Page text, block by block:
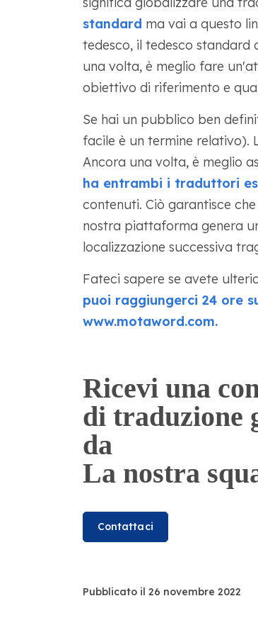
standard ma vai a questo
tedesco, il tedesco standard
una volta, è meglio fare
obiettivo di riferimento e
Se hai un pubblico ben
facile è un termine relativo).
Ancora una volta, è meglio
ha entrambi i traduttori
contenuti. Ciò garantisce
nostra piattaforma genera
localizzazione successiva
Fateci sapere se avete
puoi raggiungerci 24 ore
www.motaword.com.
Ricevi una
di traduzione
da
La nostra
Contattaci
Pubblicato il 26 novembre 2022